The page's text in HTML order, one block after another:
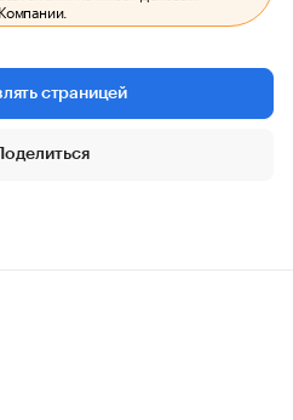
страницей